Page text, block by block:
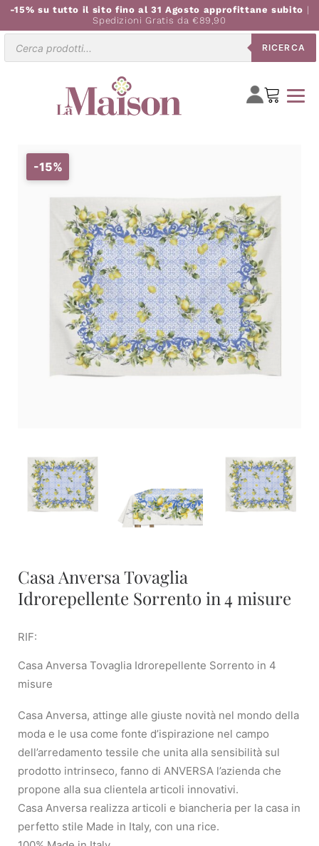
-15% su tutto il sito fino al 31 Agosto approfittane subito |
Spedizioni Gratis da €89,90
RICERCA
-15%
Casa Anversa Tovaglia
Idrorepellente Sorrento in 4 misure
RIF:
Casa Anversa Tovaglia Idrorepellente Sorrento in 4
misure
Casa Anversa, attinge alle giuste novità nel mondo della
moda e le usa come fonte d’ispirazione nel campo
dell’arredamento tessile che unita alla sensibilità sul
prodotto intrinseco, fanno di ANVERSA l’azienda che
propone alla sua clientela articoli innovativi.
Casa Anversa realizza articoli e biancheria per la casa in
perfetto stile Made in Italy, con una rice.